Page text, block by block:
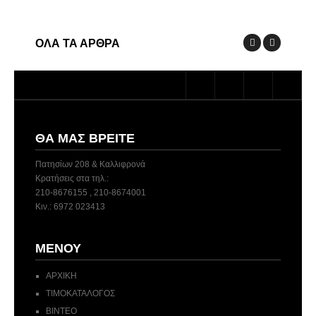
ΟΛΑ ΤΑ ΑΡΘΡΑ
ΘΑ ΜΑΣ ΒΡΕΊΤΕ
Πατησίων 208 & Καλλιφρονά
Κρατήσεις στα τηλ.:
210-8676155 , 210-8674001
Κιν.: 6972 023413
ΜΕΝΟΎ
ΑΡΧΙΚΗ
ΤΙΜΟΚΑΤΑΛΟΓΟΣ
ΒΙΝΤΕΟ